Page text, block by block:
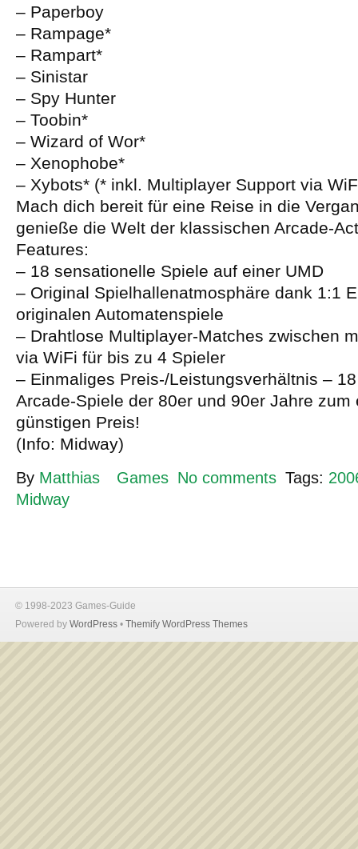
– Paperboy
– Rampage*
– Rampart*
– Sinistar
– Spy Hunter
– Toobin*
– Wizard of Wor*
– Xenophobe*
– Xybots* (* inkl. Multiplayer Support via
Mach dich bereit für eine Reise in die
genieße die Welt der klassischen Arcade-
Features:
– 18 sensationelle Spiele auf einer UMD
– Original Spielhallenatmosphäre dank 1:1
originalen Automatenspiele
– Drahtlose Multiplayer-Matches zwischen
via WiFi für bis zu 4 Spieler
– Einmaliges Preis-/Leistungsverhältnis –
Arcade-Spiele der 80er und 90er Jahre zum
günstigen Preis!
(Info: Midway)
By Matthias Games No comments Tags:
Midway
© 1998-2023 Games-Guide
Powered by WordPress • Themify WordPress Themes